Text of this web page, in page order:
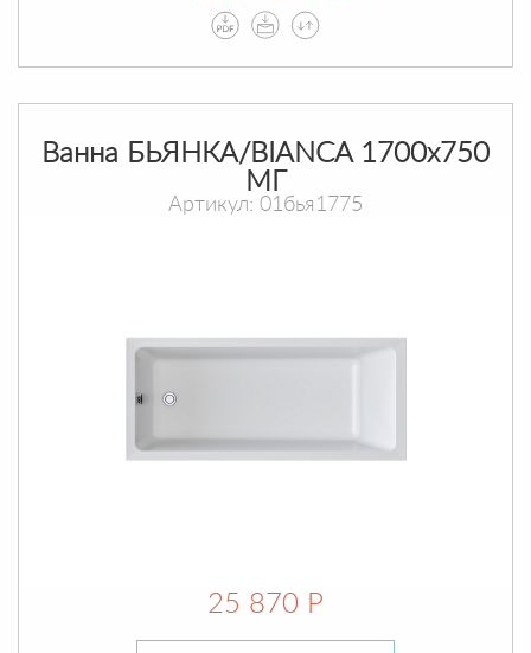
Ванна БЬЯНКА/BIANCA 1700х750
МГ
Артикул: 01бья1775
25 870 Р